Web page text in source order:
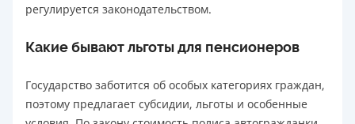
регулируется законодательством.
Какие бывают льготы для пенсионеров
Государство заботится об особых категориях граждан,
поэтому предлагает субсидии, льготы и особенные